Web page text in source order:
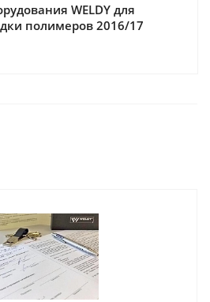
WELDY для
полимеров 2016/17